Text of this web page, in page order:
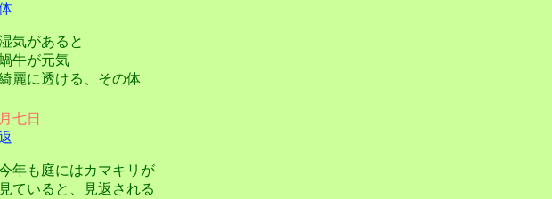
気があると
牛が元気
麗に透ける、その体
七日
年も庭にはカマキリが
ていると、見返される